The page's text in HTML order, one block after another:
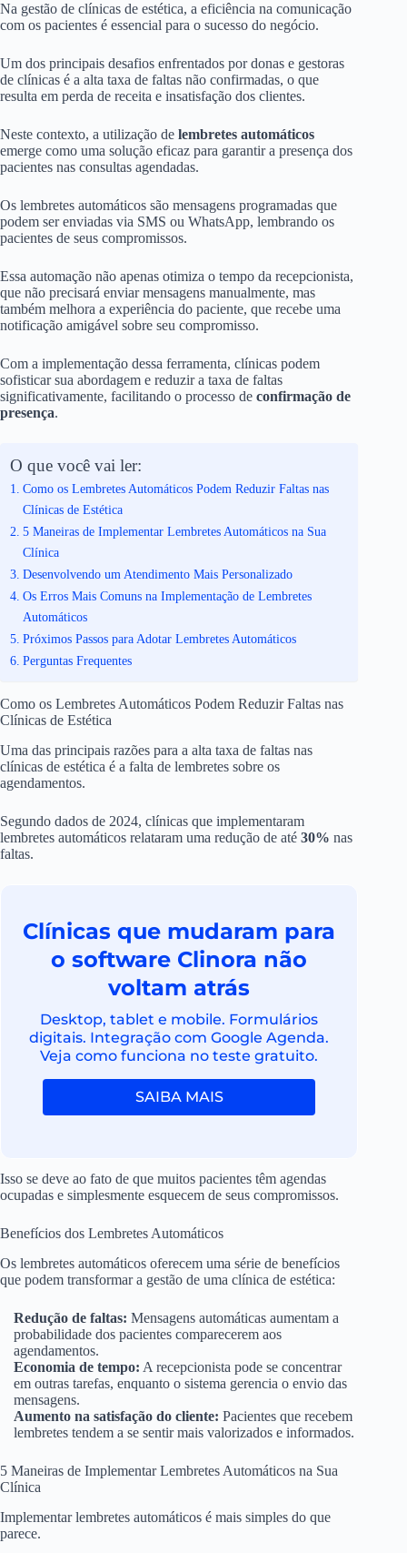
Na gestão de clínicas de estética, a eficiência na comunicação
com os pacientes é essencial para o sucesso do negócio.
Um dos principais desafios enfrentados por donas e gestoras
de clínicas é a alta taxa de faltas não confirmadas, o que
resulta em perda de receita e insatisfação dos clientes.
Neste contexto, a utilização de lembretes automáticos
emerge como uma solução eficaz para garantir a presença dos
pacientes nas consultas agendadas.
Os lembretes automáticos são mensagens programadas que
podem ser enviadas via SMS ou WhatsApp, lembrando os
pacientes de seus compromissos.
Essa automação não apenas otimiza o tempo da recepcionista,
que não precisará enviar mensagens manualmente, mas
também melhora a experiência do paciente, que recebe uma
notificação amigável sobre seu compromisso.
Com a implementação dessa ferramenta, clínicas podem
sofisticar sua abordagem e reduzir a taxa de faltas
significativamente, facilitando o processo de confirmação de
presença.
O que você vai ler:
Como os Lembretes Automáticos Podem Reduzir Faltas nas
Clínicas de Estética
5 Maneiras de Implementar Lembretes Automáticos na Sua
Clínica
Desenvolvendo um Atendimento Mais Personalizado
Os Erros Mais Comuns na Implementação de Lembretes
Automáticos
Próximos Passos para Adotar Lembretes Automáticos
Perguntas Frequentes
Como os Lembretes Automáticos Podem Reduzir Faltas nas
Clínicas de Estética
Uma das principais razões para a alta taxa de faltas nas
clínicas de estética é a falta de lembretes sobre os
agendamentos.
Segundo dados de 2024, clínicas que implementaram
lembretes automáticos relataram uma redução de até 30% nas
faltas.
Clínicas que mudaram para
o software Clinora não
voltam atrás
Desktop, tablet e mobile. Formulários
digitais. Integração com Google Agenda.
Veja como funciona no teste gratuito.
SAIBA MAIS
Isso se deve ao fato de que muitos pacientes têm agendas
ocupadas e simplesmente esquecem de seus compromissos.
Benefícios dos Lembretes Automáticos
Os lembretes automáticos oferecem uma série de benefícios
que podem transformar a gestão de uma clínica de estética:
Redução de faltas: Mensagens automáticas aumentam a
probabilidade dos pacientes comparecerem aos
agendamentos.
Economia de tempo: A recepcionista pode se concentrar
em outras tarefas, enquanto o sistema gerencia o envio das
mensagens.
Aumento na satisfação do cliente: Pacientes que recebem
lembretes tendem a se sentir mais valorizados e informados.
5 Maneiras de Implementar Lembretes Automáticos na Sua
Clínica
Implementar lembretes automáticos é mais simples do que
parece.